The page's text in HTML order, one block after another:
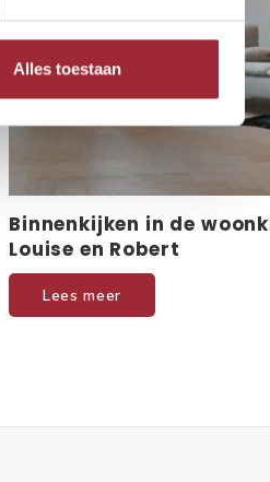
Alles toestaan
Binnenkijken in de
Louise en Robert
Lees meer